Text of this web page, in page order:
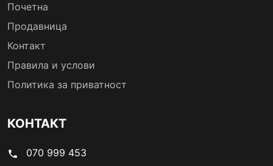
Почетна
Продавница
Контакт
Правила и услови
Политика за приватност
КОНТАКТ
phone 070 999 453